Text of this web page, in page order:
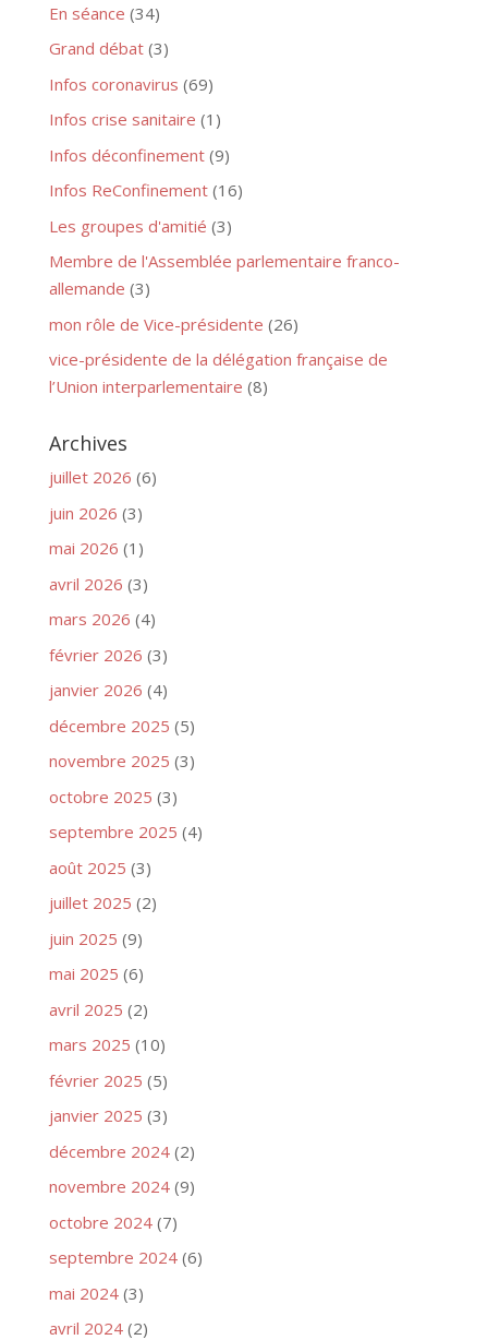
En séance (34)
Grand débat(3)
Infos coronavirus (69)
Infos crise sanitaire (1)
Infos déconfinement(9)
Infos ReConfinement(16)
Les groupes d'amitié (3)
Membre de l'Assemblée parlementaire franco-
allemande (3)
mon rôle de Vice-présidente (26)
vice-présidente de la délégation française de
l’Union interparlementaire (8)
Archives
juillet 2026 (6)
juin 2026 (3)
mai 2026 (1)
avril 2026 (3)
mars 2026 (4)
février 2026 (3)
janvier 2026 (4)
décembre 2025 (5)
novembre 2025 (3)
octobre 2025 (3)
septembre 2025 (4)
août 2025 (3)
juillet 2025 (2)
juin 2025 (9)
mai 2025 (6)
avril 2025 (2)
mars 2025 (10)
février 2025 (5)
janvier 2025 (3)
décembre 2024(2)
novembre 2024(9)
octobre 2024(7)
septembre 2024(6)
mai 2024(3)
avril 2024(2)